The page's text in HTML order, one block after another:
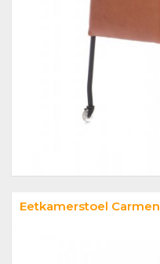
Eetkamerstoel Carmen